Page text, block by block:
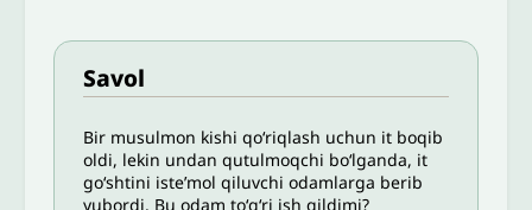
Savol
Bir musulmon kishi qo‘riqlash uchun it boqib
oldi, lekin undan qutulmoqchi bo‘lganda, it
go‘shtini iste’mol qiluvchi odamlarga berib
yubordi. Bu odam to‘g‘ri ish qildimi?